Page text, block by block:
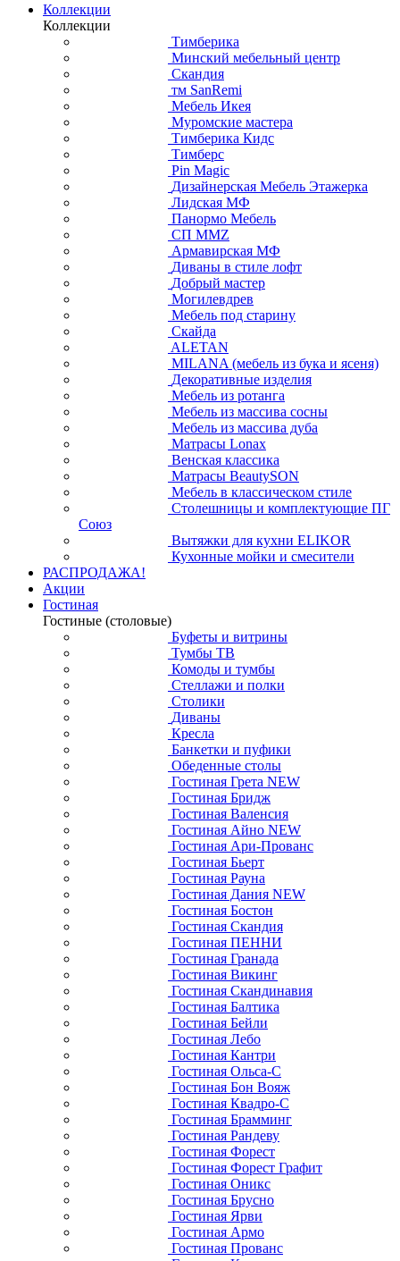
Коллекции
Коллекции
Тимберика
Минский мебельный центр
Скандия
тм SanRemi
Мебель Икея
Муромские мастера
Тимберика Кидс
Тимберс
Pin Magic
Дизайнерская Мебель Этажерка
Лидская МФ
Панормо Мебель
СП ММZ
Армавирская МФ
Диваны в стиле лофт
Добрый мастер
Могилевдрев
Мебель под старину
Скайда
ALETAN
MILANA (мебель из бука и ясеня)
Декоративные изделия
Мебель из ротанга
Мебель из массива сосны
Мебель из массива дуба
Матрасы Lonax
Венская классика
Матрасы BeautySON
Мебель в классическом стиле
Столешницы и комплектующие ПГ
Союз
Вытяжки для кухни ELIKOR
Кухонные мойки и смесители
РАСПРОДАЖА!
Акции
Гостиная
Гостиные (столовые)
Буфеты и витрины
Тумбы ТВ
Комоды и тумбы
Стеллажи и полки
Столики
Диваны
Кресла
Банкетки и пуфики
Обеденные столы
Гостиная Грета NEW
Гостиная Бридж
Гостиная Валенсия
Гостиная Айно NEW
Гостиная Ари-Прованс
Гостиная Бьерт
Гостиная Рауна
Гостиная Дания NEW
Гостиная Бостон
Гостиная Скандия
Гостиная ПЕННИ
Гостиная Гранада
Гостиная Викинг
Гостиная Скандинавия
Гостиная Балтика
Гостиная Бейли
Гостиная Лебо
Гостиная Кантри
Гостиная Ольса-С
Гостиная Бон Вояж
Гостиная Квадро-С
Гостиная Брамминг
Гостиная Рандеву
Гостиная Форест
Гостиная Форест Графит
Гостиная Оникс
Гостиная Брусно
Гостиная Ярви
Гостиная Армо
Гостиная Прованс